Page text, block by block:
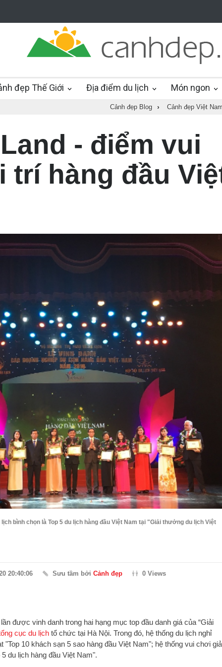
đẹp Thế Giới Địa điểm du lịch Món ngon
Cảnh đẹp Blog › Cảnh đẹp Việt Nam
- điểm vui
trí hàng đầu
bình chọn là Top 5 du lịch hàng đầu Việt Nam tại "Giải thưởng du lịch Việt
20:40:06 Sưu tầm bởi Cảnh đẹp 0 Views
được vinh danh trong hai hạng mục top đầu danh giá của “Giải
cục du lịch tổ chức tại Hà Nội. Trong đó, hệ thống du lịch nghỉ
"Top 10 khách sạn 5 sao hàng đầu Việt Nam"; hệ thống vui chơi
du lịch hàng đầu Việt Nam".